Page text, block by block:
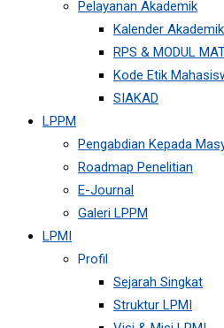
Pelayanan Akademik
Kalender Akademik
RPS & MODUL
Kode Etik
SIAKAD
LPPM
Pengabdian Kepada
Roadmap Penelitian
E-Journal
Galeri LPPM
LPMI
Profil
Sejarah Singkat
Struktur LPMI